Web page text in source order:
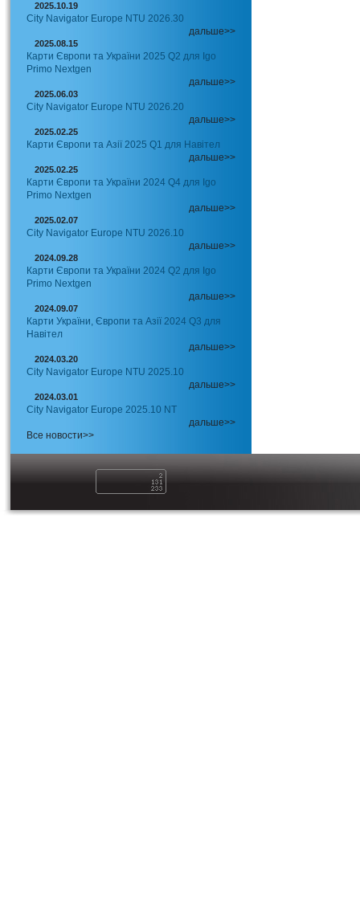
2025.10.19
City Navigator Europe NTU 2026.30
дальше>>
2025.08.15
Карти Європи та України 2025 Q2 для Igo
Primo Nextgen
дальше>>
2025.06.03
City Navigator Europe NTU 2026.20
дальше>>
2025.02.25
Карти Європи та Азії 2025 Q1 для Навітел
дальше>>
2025.02.25
Карти Європи та України 2024 Q4 для Igo
Primo Nextgen
дальше>>
2025.02.07
City Navigator Europe NTU 2026.10
дальше>>
2024.09.28
Карти Європи та України 2024 Q2 для Igo
Primo Nextgen
дальше>>
2024.09.07
Карти України, Європи та Азії 2024 Q3 для
Навітел
дальше>>
2024.03.20
City Navigator Europe NTU 2025.10
дальше>>
2024.03.01
City Navigator Europe 2025.10 NT
дальше>>
Все новости>>